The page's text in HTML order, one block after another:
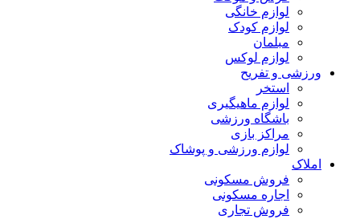
لوازم خانگی
لوازم کودک
مبلمان
لوازم لوکس
ورزشی و تفریح
استخر
لوازم ماهیگیری
باشگاه ورزشی
مراکز بازی
لوازم ورزشی و پوشاک
املاک
فروش مسکونی
اجاره مسکونی
فروش تجاری